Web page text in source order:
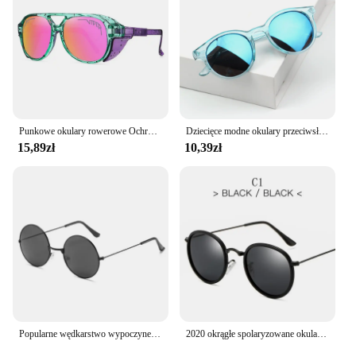
Punkowe okulary rowerowe Ochrona UV Wiatroszczelna, odporna na promieniowanie UV Szkło rowerowe Lekki filtr przeciwsłoneczny Gogle sportowe na świeżym powietrzu Motocross
15,89zł
Dziecięce modne okulary przeciwsłoneczne czarne, klasyczne okulary przeciwsłoneczne chroniące przed słońcem
10,39zł
Popularne wędkarstwo wypoczynek okrągłe metalowe męskie okulary przeciwsłoneczne Retro Vintage okulary przeciwsłoneczne dla mężczyzn kobiety 2024 modne okulary okulary przeciwsłoneczne UV400 2020 okrągłe spolaryzowane okulary mężczyźni okulary przeciwsłoneczne Polaroid kobiety metalowa rama czarne szkła okulary jazdy UV400